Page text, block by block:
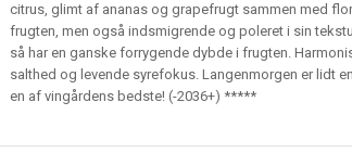
citrus, glimt af ananas og grapefrugt sammen med
frugten, men også indsmigrende og poleret i sin
så har en ganske forrygende dybde i frugten.
salthed og levende syrefokus. Langenmorgen er lidt
en af vingårdens bedste! (-2036+) *****